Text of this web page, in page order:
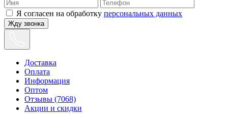
Я согласен на обработку персональных данных
Жду звонка
Доставка
Оплата
Информация
Оптом
Отзывы (7068)
Акции и скидки